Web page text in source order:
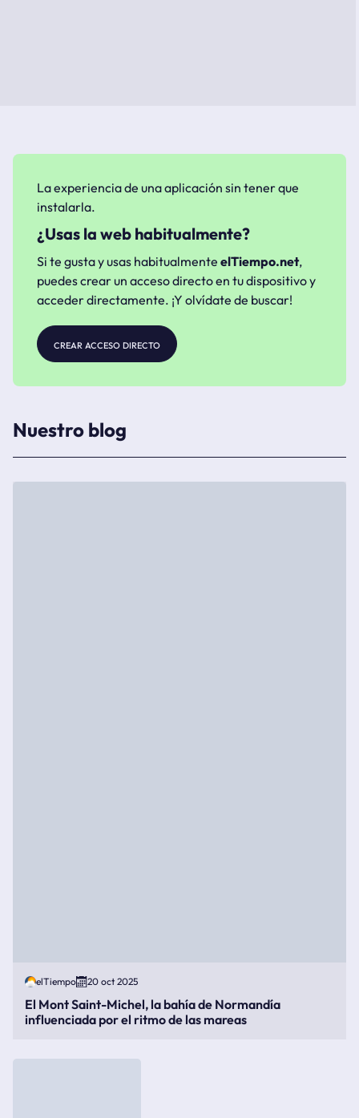
La experiencia de una aplicación sin tener que
instalarla.
¿Usas la web habitualmente?
Si te gusta y usas habitualmente elTiempo.net,
puedes crear un acceso directo en tu dispositivo y
acceder directamente. ¡Y olvídate de buscar!
crear acceso directo
Nuestro blog
elTiempo 20 oct 2025
El Mont Saint-Michel, la bahía de Normandía
influenciada por el ritmo de las mareas